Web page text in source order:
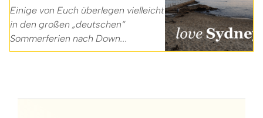
Einige von Euch überlegen vielleicht
in den großen „deutschen“
Sommerferien nach Down...